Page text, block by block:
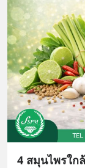
4 สมุนไพรใก